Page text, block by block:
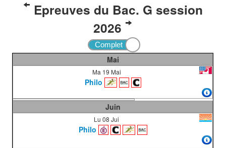
RajouterEpreuves du Bac. G session
2026
Mai
Ma 19 Mai
Philo
Juin
Lu 08 Jui
Philo